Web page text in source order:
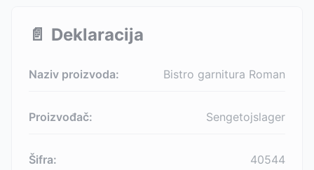
📄 Deklaracija
Naziv proizvoda: Bistro garnitura Roman
Proizvođač: Sengetojslager
Šifra: 40544